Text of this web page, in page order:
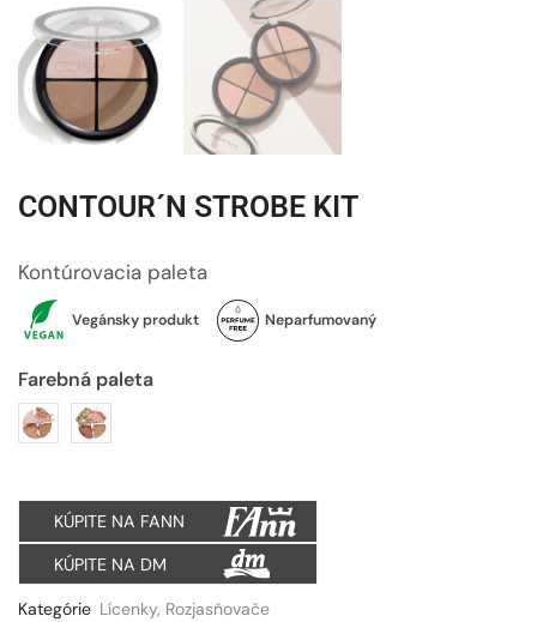
CONTOUR´N STROBE KIT
Kontúrovacia paleta
Vegánsky produkt Neparfumovaný
Farebná paleta
KÚPITE NA FANN
KÚPITE NA DM
Kategórie Lícenky, Rozjasňovače